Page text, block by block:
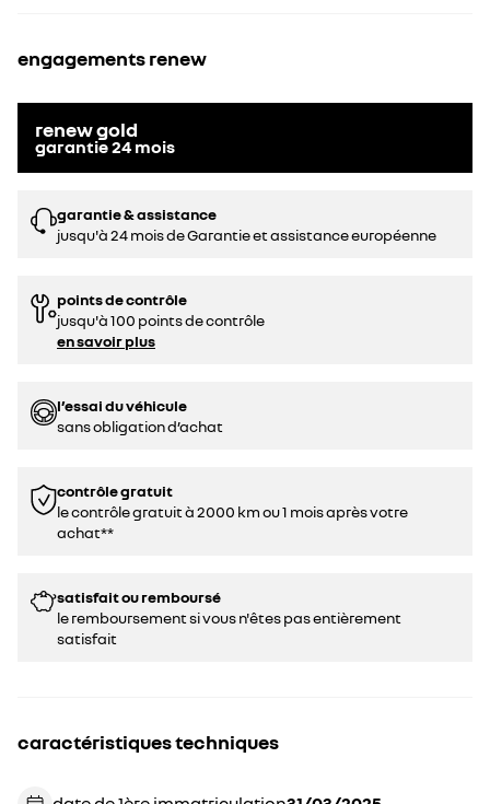
engagements renew
renew gold
garantie24 mois
garantie & assistance
jusqu'à 24 mois de Garantie et assistance européenne
points de contrôle
jusqu'à 100 points de contrôle
en savoir plus
l’essai du véhicule
sans obligation d’achat
contrôle gratuit
le contrôle gratuit à 2000 km ou 1 mois après votre
achat**
satisfait ou remboursé
le remboursement si vous n'êtes pas entièrement
satisfait
caractéristiques techniques